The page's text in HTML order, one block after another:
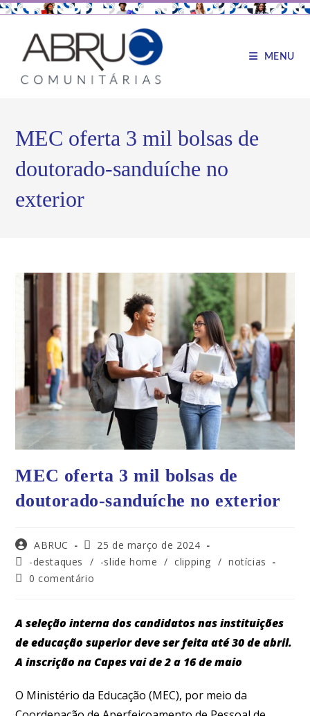
MENU
MEC oferta 3 mil bolsas de
doutorado-sanduíche no
exterior
MEC oferta 3 mil bolsas de
doutorado-sanduíche no exterior
ABRUC
25 de março de 2024
-destaques
/ -slide home / clipping / notícias
0 comentário
A seleção interna dos candidatos nas instituições
de educação superior deve ser feita até 30 de abril.
A inscrição na Capes vai de 2 a 16 de maio
O Ministério da Educação (MEC), por meio da